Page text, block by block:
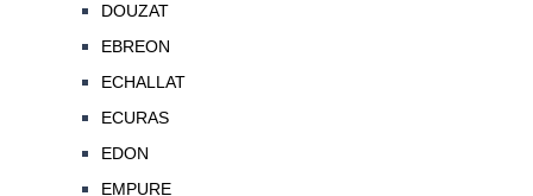
DOUZAT
EBREON
ECHALLAT
ECURAS
EDON
EMPURE